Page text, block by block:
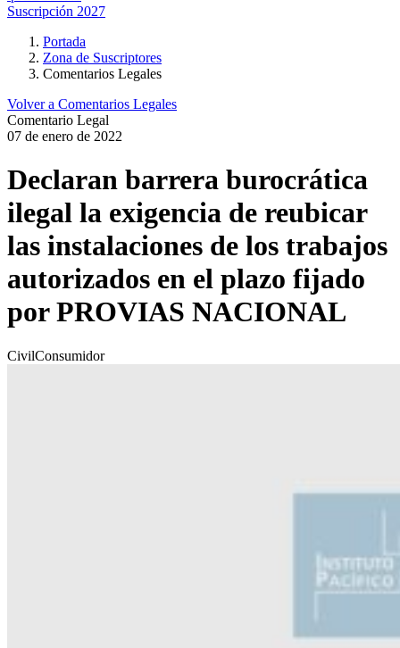
Suscripción 2027
Portada
Zona de Suscriptores
Comentarios Legales
Volver a Comentarios Legales
Comentario Legal
07 de enero de 2022
Declaran barrera burocrática
ilegal la exigencia de reubicar
las instalaciones de los trabajos
autorizados en el plazo fijado
por PROVIAS NACIONAL
CivilConsumidor